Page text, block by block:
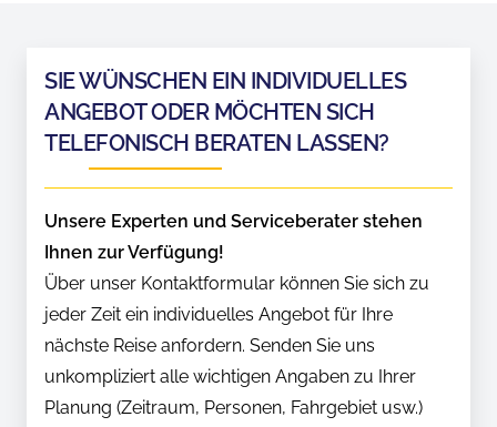
SIE WÜNSCHEN EIN INDIVIDUELLES
ANGEBOT ODER MÖCHTEN SICH
TELEFONISCH BERATEN LASSEN?
Unsere Experten und Serviceberater stehen
Ihnen zur Verfügung!
Über unser Kontaktformular können Sie sich zu
jeder Zeit ein individuelles Angebot für Ihre
nächste Reise anfordern. Senden Sie uns
unkompliziert alle wichtigen Angaben zu Ihrer
Planung (Zeitraum, Personen, Fahrgebiet usw.)